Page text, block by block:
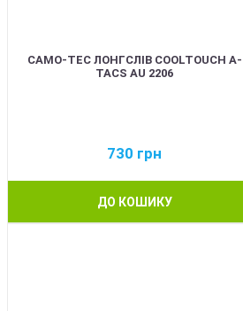
CAMO-TEC ЛОНГСЛІВ COOLTOUCH A-
TACS AU 2206
730 грн
ДО КОШИКУ